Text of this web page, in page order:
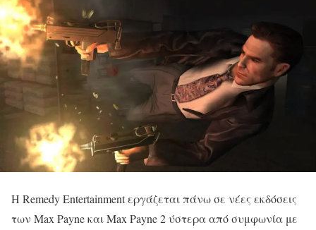
Η Remedy Entertainment εργάζεται πάνω σε νέες εκδόσεις
των Max Payne και Max Payne 2 ύστερα από συμφωνία με